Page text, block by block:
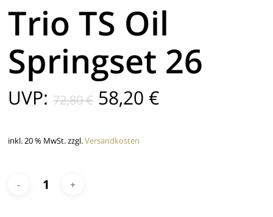
Trio TS Oil
Springset 26
UVP: 72,80€ Ursprünglicher
Preis
war:
72,80 €
58,20 €
inkl. 20 % MwSt. zzgl.Versandkosten